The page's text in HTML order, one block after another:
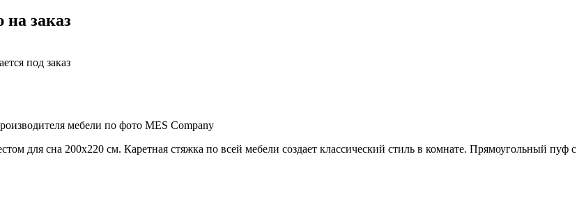
заказ
под заказ
мебели по фото MES Company
для сна 200х220 см. Каретная стяжка по всей мебели создает классический стиль в комнате. Прямоугольный пуф с